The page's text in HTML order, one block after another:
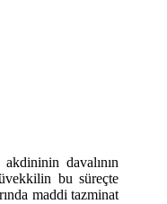
davalının
bu süreçte
maddi tazminat